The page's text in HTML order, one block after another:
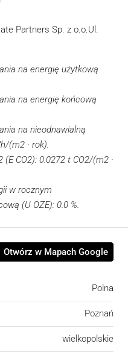
Partners Sp. z o.o.Ul.
na energię użytkową
na energię końcową
na nieodnawialną
(m2 · rok).
CO2): 0.0272 t CO2/(m2 ·
w rocznym
(U OZE): 0.0 %.
Otwórz w Mapach Google
Polna
Poznań
wielkopolskie